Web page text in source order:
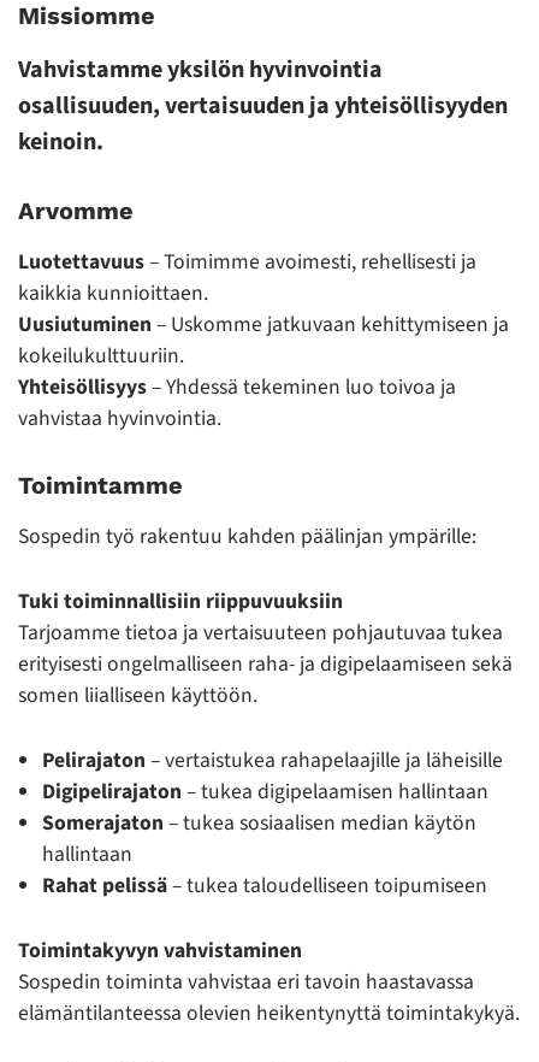
Missiomme
Vahvistamme yksilön hyvinvointia
osallisuuden, vertaisuuden ja yhteisöllisyyden
keinoin.
Arvomme
Luotettavuus– Toimimme avoimesti, rehellisesti ja
kaikkia kunnioittaen.
Uusiutuminen – Uskomme jatkuvaan kehittymiseen ja
kokeilukulttuuriin.
Yhteisöllisyys– Yhdessä tekeminen luo toivoa ja
vahvistaa hyvinvointia.
Toimintamme
Sospedin työ rakentuu kahden päälinjan ympärille:
Tuki toiminnallisiin riippuvuuksiin
Tarjoamme tietoa ja vertaisuuteen pohjautuvaa tukea
erityisesti ongelmalliseen raha- ja digipelaamiseen sekä
somen liialliseen käyttöön.
Pelirajaton – vertaistukea rahapelaajille ja läheisille
Digipelirajaton – tukea digipelaamisen hallintaan
Somerajaton – tukea sosiaalisen median käytön
hallintaan
Rahat pelissä– tukea taloudelliseen toipumiseen
Toimintakyvyn vahvistaminen
Sospedin toiminta vahvistaa eri tavoin haastavassa
elämäntilanteessa olevien heikentynyttä toimintakykyä.